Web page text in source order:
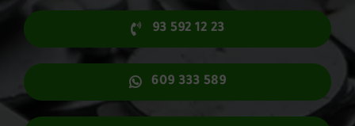
93 592 12 23
609 333 589